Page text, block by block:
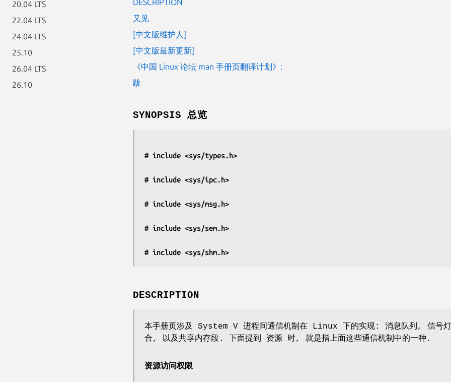
20.04 LTS
22.04 LTS
24.04 LTS
25.10
26.04 LTS
26.10
DESCRIPTION
又见
[中文版维护人]
[中文版最新更新]
《中国 Linux 论坛 man 手册页翻译计划》:
跋
SYNOPSIS 总览
# include <sys/types.h>
# include <sys/ipc.h>
# include <sys/msg.h>
# include <sys/sem.h>
# include <sys/shm.h>
DESCRIPTION
本手册页涉及 System V 进程间通信机制在 Linux 下的实现: 消息队列, 信号
合, 以及共享内存段. 下面提到 资源 时, 就是指上面这些通信机制中的一种.
资源访问权限